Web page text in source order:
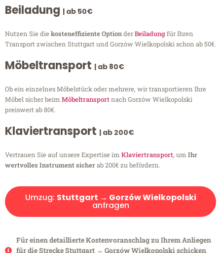
Beiladung | ab 50€
Nutzen Sie diekosteneffiziente OptionderBeiladungfür Ihren
Transport zwischen Stuttgart und Gorzów Wielkopolski schon ab 50€.
Möbeltransport | ab 80€
Ob ein einzelnes Möbelstück oder mehrere, wir transportieren Ihre
Möbel sicher beim Möbeltransportnach Gorzów Wielkopolski
preiswert ab 80€.
Klaviertransport | ab 200€
Vertrauen Sie auf unsere Expertise im Klaviertransport, um Ihr
wertvolles Instrument sicherab 200€ zu befördern.
Umzug: Stuttgart → Gorzów Wielkopolski
anfragen
Für einen detaillierte Kostenvoranschlag zu Ihrem Anliegen
für die Strecke Stuttgart → Gorzów Wielkopolski schicken